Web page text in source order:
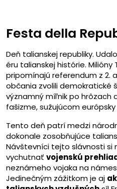
Festa della
Deň talianskej republiky.
éru talianskej histórie. Milióny
pripomínajú referendum z 2.
občania zvolili demokratické
významný míľnik po hrôzach
fašizme, sužujúcom
Tento deň patrí medzi
dokonale zosobňujúce
Návštevníci tejto slávnosti si
vychutnať vojenskú
neznámeho vojaka na
Jedinečným zážitkom je aj